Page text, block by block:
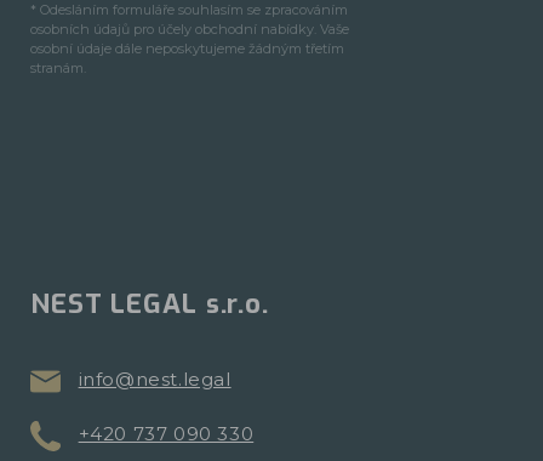
* Odesláním formuláře souhlasím se zpracováním
osobních údajů pro účely obchodní nabídky. Vaše
osobní údaje dále neposkytujeme žádným třetím
stranám.
NEST LEGAL s.r.o.
info@nest.legal
+420 737 090 330